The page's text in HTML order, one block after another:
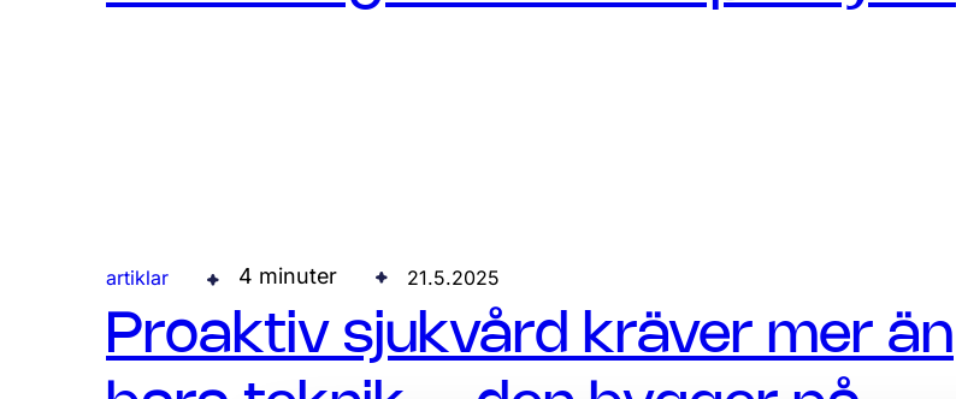
artiklar 4 minuter 21.5.2025
Proaktiv sjukvård kräver mer än